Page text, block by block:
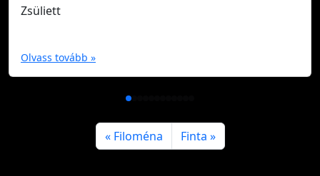
Zsüliett
Olvass tovább »
Filoména Finta